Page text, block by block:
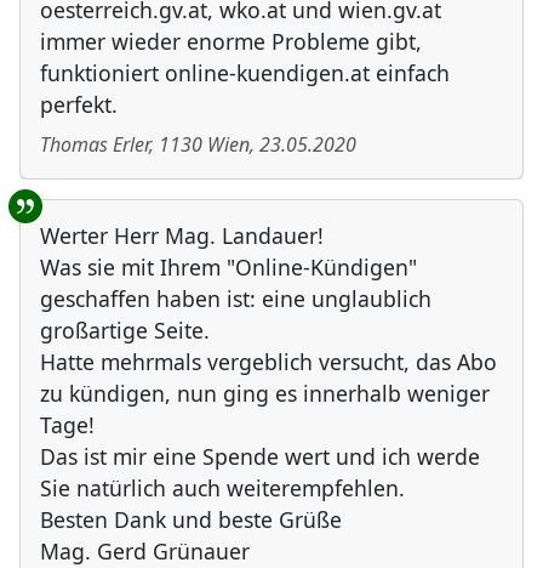
oesterreich.gv.at, wko.at und wien.gv.at
immer wieder enorme Probleme gibt,
funktioniert online-kuendigen.at einfach
perfekt.
Thomas Erler, 1130 Wien, 23.05.2020
Werter Herr Mag. Landauer!
Was sie mit Ihrem "Online-Kündigen"
geschaffen haben ist: eine unglaublich
großartige Seite.
Hatte mehrmals vergeblich versucht, das Abo
zu kündigen, nun ging es innerhalb weniger
Tage!
Das ist mir eine Spende wert und ich werde
Sie natürlich auch weiterempfehlen.
Besten Dank und beste Grüße
Mag. Gerd Grünauer